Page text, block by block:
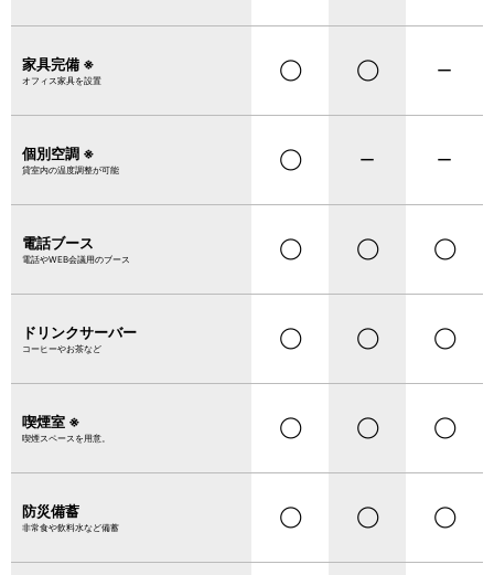
家具完備 ※
オフィス家具を設置
◯ ◯ ー
個別空調 ※
貸室内の温度調整が可能
◯ ー ー
電話ブース
電話やWEB会議用のブース
◯ ◯ ◯
ドリンクサーバー
コーヒーやお茶など
◯ ◯ ◯
喫煙室 ※
喫煙スペースを用意。
◯ ◯ ◯
防災備蓄
非常食や飲料水など備蓄
◯ ◯ ◯